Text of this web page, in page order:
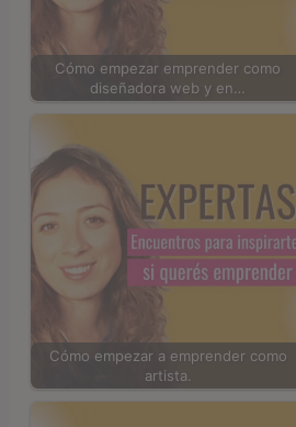
Cómo empezar emprender como
diseñadora web y en…
Cómo empezar a emprender como
artista.